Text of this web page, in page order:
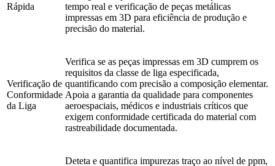
Rápida
tempo real e verificação de peças metálicas
impressas em 3D para eficiência de produção e
precisão do material.
Verificação de
Conformidade
da Liga
Verifica se as peças impressas em 3D cumprem os
requisitos da classe de liga especificada,
quantificando com precisão a composição elementar.
Apoia a garantia da qualidade para componentes
aeroespaciais, médicos e industriais críticos que
exigem conformidade certificada do material com
rastreabilidade documentada.
Deteta e quantifica impurezas traço ao nível de ppm,